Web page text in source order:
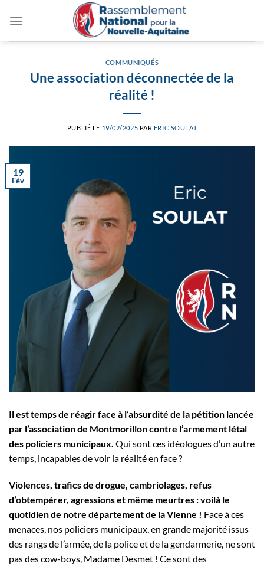
COMMUNIQUÉS
Une association déconnectée de la
réalité !
PUBLIÉ LE 19/02/2025 PAR ERIC SOULAT
19
Fév
Il est temps de réagir face à l’absurdité de la pétition lancée
par l’association de Montmorillon contre l’armement létal
des policiers municipaux. Qui sont ces idéologues d’un autre
temps, incapables de voir la réalité en face ?
Violences, trafics de drogue, cambriolages, refus
d’obtempérer, agressions et même meurtres : voilà le
quotidien de notre département de la Vienne ! Face à ces
menaces, nos policiers municipaux, en grande majorité issus
des rangs de l’armée, de la police et de la gendarmerie, ne sont
pas des cow-boys, Madame Desmet ! Ce sont des